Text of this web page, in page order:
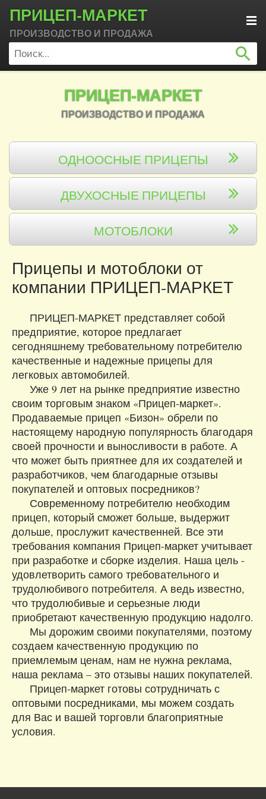
ПРИЦЕП-МАРКЕТ
ПРОИЗВОДСТВО И ПРОДАЖА
ПРИЦЕП-МАРКЕТ
ПРОИЗВОДСТВО И ПРОДАЖА
ОДНООСНЫЕ ПРИЦЕПЫ
ДВУХОСНЫЕ ПРИЦЕПЫ
МОТОБЛОКИ
Прицепы и мотоблоки от
компании ПРИЦЕП-МАРКЕТ
ПРИЦЕП-МАРКЕТ представляет собой
предприятие, которое предлагает
сегодняшнему требовательному потребителю
качественные и надежные прицепы для
легковых автомобилей.
Уже 9 лет на рынке предприятие известно
своим торговым знаком «Прицеп-маркет».
Продаваемые прицеп «Бизон» обрели по
настоящему народную популярность благодаря
своей прочности и выносливости в работе. А
что может быть приятнее для их создателей и
разработчиков, чем благодарные отзывы
покупателей и оптовых посредников?
Современному потребителю необходим
прицеп, который сможет больше, выдержит
дольше, прослужит качественней. Все эти
требования компания Прицеп-маркет учитывает
при разработке и сборке изделия. Наша цель -
удовлетворить самого требовательного и
трудолюбивого потребителя. А ведь известно,
что трудолюбивые и серьезные люди
приобретают качественную продукцию надолго.
Мы дорожим своими покупателями, поэтому
создаем качественную продукцию по
приемлемым ценам, нам не нужна реклама,
наша реклама – это отзывы наших покупателей.
Прицеп-маркет готовы сотрудничать с
оптовыми посредниками, мы можем создать
для Вас и вашей торговли благоприятные
условия.